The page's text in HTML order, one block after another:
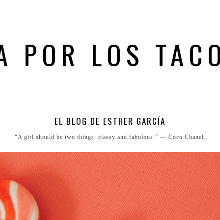
POR LOS
EL BLOG DE ESTHER GARCÍA
“A girl should be two things: classy and fabulous.” ― Coco Chanel.